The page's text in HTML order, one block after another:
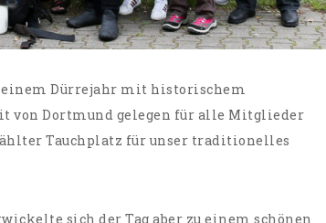
Dürrejahr mit historischem
von Dortmund gelegen für alle Mitglieder
Tauchplatz für unser traditionelles
sich der Tag aber zu einem schönen